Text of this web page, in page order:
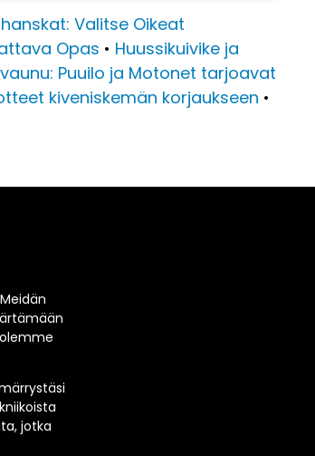
Valitse Oikeat
Opas • Huussikuivike ja
Puuilo ja Motonet tarjoavat
kiveniskemän korjaukseen •
jotka